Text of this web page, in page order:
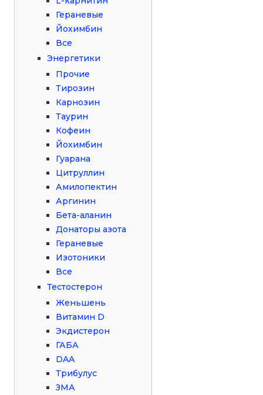
Гераневые
Йохимбин
Все
Энергетики
Прочие
Тирозин
Карнозин
Таурин
Кофеин
Йохимбин
Гуарана
Цитруллин
Амилопектин
Аргинин
Бета-аланин
Донаторы азота
Гераневые
Изотоники
Все
Тестостерон
Женьшень
Витамин D
Экдистерон
ГАБА
DAA
Трибулус
ЗМА